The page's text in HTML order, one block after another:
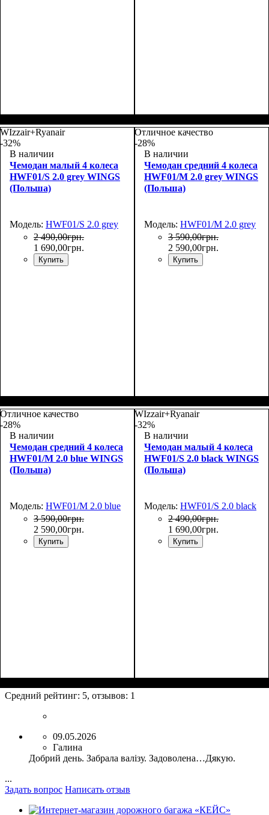
65х44х25
75х50х30
WIzzair+Ryanair
-32%
В наличии
Чемодан малый 4 колеса
HWF01/S 2.0 grey WINGS
(Польша)
Модель: HWF01/S 2.0 grey
2 490,00грн.
1 690,00грн.
Купить
55х39x20
Отличное качество
-28%
В наличии
Чемодан средний 4 колеса
HWF01/M 2.0 grey WINGS
(Польша)
Модель: HWF01/M 2.0 grey
3 590,00грн.
2 590,00грн.
Купить
65х44х25
Отличное качество
-28%
В наличии
Чемодан средний 4 колеса
HWF01/M 2.0 blue WINGS
(Польша)
Модель: HWF01/M 2.0 blue
3 590,00грн.
2 590,00грн.
Купить
65х44х25
WIzzair+Ryanair
-32%
В наличии
Чемодан малый 4 колеса
HWF01/S 2.0 black WINGS
(Польша)
Модель: HWF01/S 2.0 black
2 490,00грн.
1 690,00грн.
Купить
Средний рейтинг: 5, отзывов: 1
09.05.2026
Галина
Добрий день. Забрала валізу. Задоволена…Дякую.
...
Задать вопрос Написать отзыв